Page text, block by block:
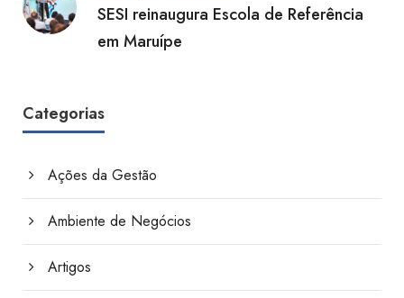
SESI reinaugura Escola de Referência
em Maruípe
Categorias
Ações da Gestão
Ambiente de Negócios
Artigos